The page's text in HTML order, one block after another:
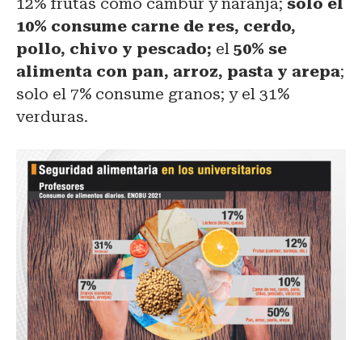
10% consume carne de res, cerdo,
pollo, chivo y pescado; el 50% se
alimenta con pan, arroz, pasta y arepa;
solo el 7% consume granos; y el 31%
verduras.